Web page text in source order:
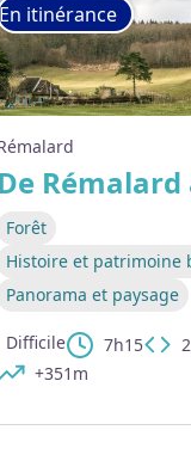
les hauteurs de
En itinérance
Forêt
Histoire et patrimoine
Panorama et paysage
Difficile 7h15
+351m